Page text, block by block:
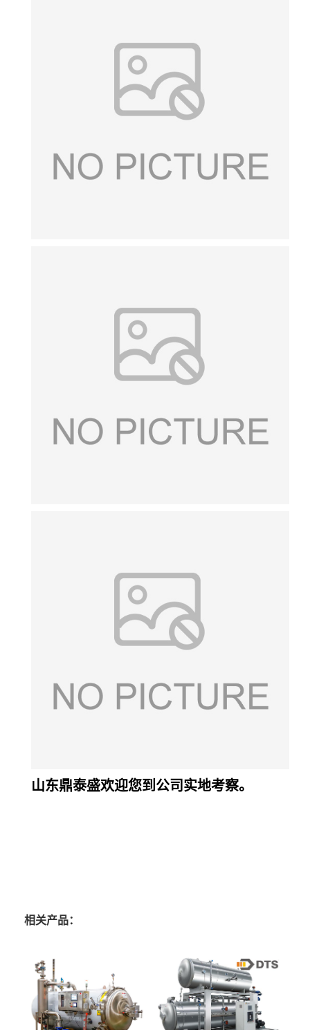
山东鼎泰盛欢迎您到公司实地考察。
相关产品：